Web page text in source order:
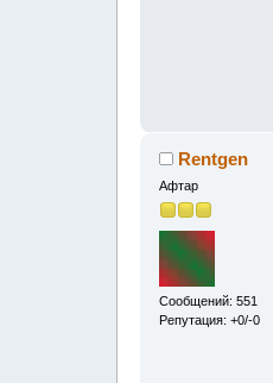
Rentgen
Афтар
Сообщений: 551
Репутация: +0/-0